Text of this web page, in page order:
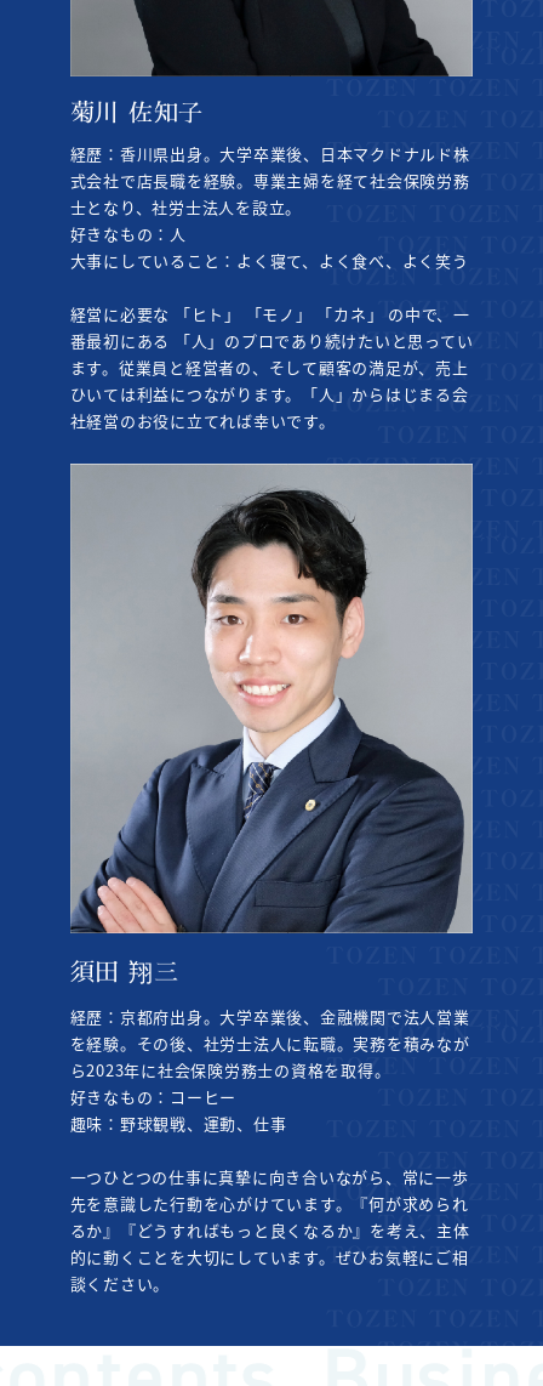
菊川 佐知子
経歴：香川県出身。大学卒業後、日本マクドナルド株
式会社で店長職を経験。専業主婦を経て社会保険労務
士となり、社労士法人を設立。
好きなもの：人
大事にしていること：よく寝て、よく食べ、よく笑う
経営に必要な 「ヒト」 「モノ」 「カネ」 の中で、一
番最初にある 「人」のプロであり続けたいと思ってい
ます。従業員と経営者の、そして顧客の満足が、売上
ひいては利益につながります。「人」からはじまる会
社経営のお役に立てれば幸いです。
須田 翔三
経歴：京都府出身。大学卒業後、金融機関で法人営業
を経験。その後、社労士法人に転職。実務を積みなが
ら2023年に社会保険労務士の資格を取得。
好きなもの：コーヒー
趣味：野球観戦、運動、仕事
一つひとつの仕事に真摯に向き合いながら、常に一歩
先を意識した行動を心がけています。『何が求められ
るか』『どうすればもっと良くなるか』を考え、主体
的に動くことを大切にしています。ぜひお気軽にご相
談ください。